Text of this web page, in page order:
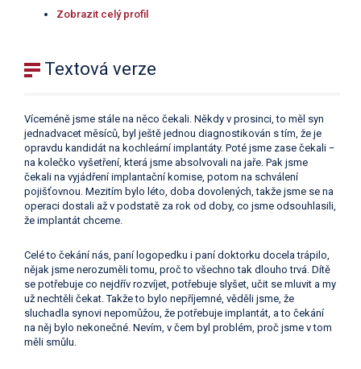
Zobrazit celý profil
Textová verze
Víceméně jsme stále na něco čekali. Někdy v prosinci, to měl syn
jednadvacet měsíců, byl ještě jednou diagnostikován s tím, že je
opravdu kandidát na kochleární implantáty. Poté jsme zase čekali −
na kolečko vyšetření, která jsme absolvovali na jaře. Pak jsme
čekali na vyjádření implantační komise, potom na schválení
pojišťovnou. Mezitím bylo léto, doba dovolených, takže jsme se na
operaci dostali až v podstatě za rok od doby, co jsme odsouhlasili,
že implantát chceme.
Celé to čekání nás, paní logopedku i paní doktorku docela trápilo,
nějak jsme nerozuměli tomu, proč to všechno tak dlouho trvá. Dítě
se potřebuje co nejdřív rozvíjet, potřebuje slyšet, učit se mluvit a my
už nechtěli čekat. Takže to bylo nepříjemné, věděli jsme, že
sluchadla synovi nepomůžou, že potřebuje implantát, a to čekání
na něj bylo nekonečné. Nevím, v čem byl problém, proč jsme v tom
měli smůlu.